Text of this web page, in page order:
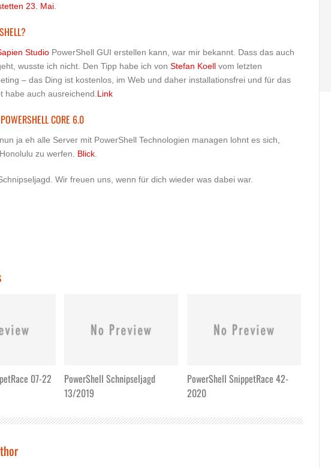
23. Mai
Studio PowerShell GUI erstellen kann, war mir bekannt. Dass das auch
wusste ich nicht. Den Tipp habe ich von Stefan Koell vom letzten
– das Ding ist kostenlos, im Web und daher installationsfrei und für das
habe auch ausreichend. Link
CORE 6.0
ja eh alle Server mit PowerShell Technologien managen lohnt es sich,
zu werfen. Blick
Wir freuen uns, wenn für dich wieder was dabei war.
07-22
PowerShell Schnipseljagd
13/2019
PowerShell SnippetRace 42-
2020